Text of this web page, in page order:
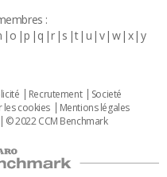
:
o p q r s t u v w x y
Recrutement
Societé
les cookies
Mentions légales
© 2022 CCM Benchmark